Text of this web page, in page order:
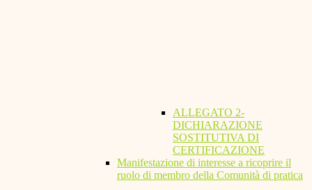
ALLEGATO 2-
DICHIARAZIONE
SOSTITUTIVA DI
CERTIFICAZIONE
Manifestazione di interesse a ricoprire il
ruolo di membro della Comunità di pratica